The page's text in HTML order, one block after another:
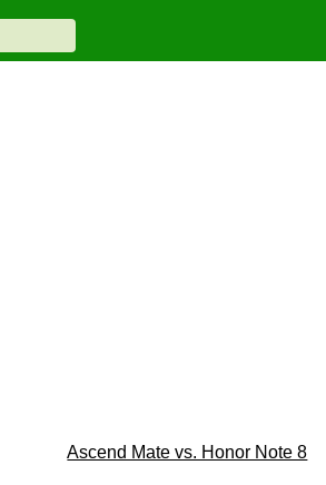
Ascend Mate vs. Honor Note 8